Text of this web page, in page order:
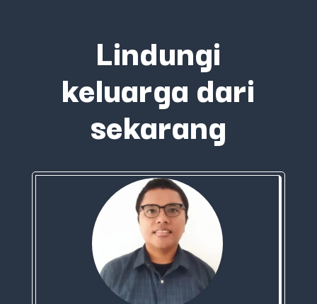
Lindungi
keluarga dari
sekarang